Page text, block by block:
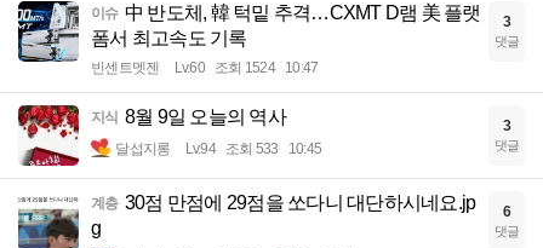
이슈 中 반도체, 韓 턱밑 추격…CXMT D램 美 플랫
폼서 최고속도 기록
빈센트멧젠 Lv.60 조회 1524 10:47
3
댓글
지식 8월 9일 오늘의 역사
달섭지롱 Lv.94 조회 533 10:45
3
댓글
계층 30점 만점에 29점을 쏘다니 대단하시네요.jp
g
6
댓글